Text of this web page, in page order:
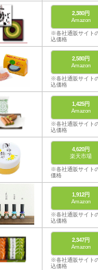
2,380円
Amazon
※各社通販サイト
込価格
2,580円
Amazon
※各社通販サイト
込価格
1,425円
Amazon
※各社通販サイト
込価格
4,620円
楽天市場
※各社通販サイト
価格
1,912円
Amazon
※各社通販サイト
込価格
2,347円
Amazon
※各社通販サイト
込価格